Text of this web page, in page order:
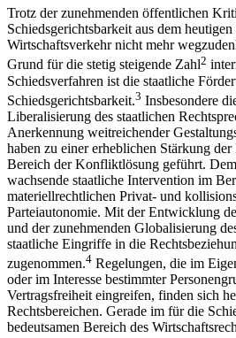
Trotz der zunehmenden öffentlichen
Schiedsgerichtsbarkeit aus dem
Wirtschaftsverkehr nicht mehr
Grund für die stetig steigende Zahl2
Schiedsverfahren ist die staatliche
Schiedsgerichtsbarkeit.3 Insbesondere
Liberalisierung des staatlichen
Anerkennung weitreichender
haben zu einer erheblichen Stärkung
Bereich der Konfliktlösung geführt.
wachsende staatliche Intervention im
materiellrechtlichen Privat- und
Parteiautonomie. Mit der Entwicklung
und der zunehmenden Globalisierung
staatliche Eingriffe in die
zugenommen.4 Regelungen, die im
oder im Interesse bestimmter
Vertragsfreiheit eingreifen, finden sich
Rechtsbereichen. Gerade im für die
bedeutsamen Bereich des